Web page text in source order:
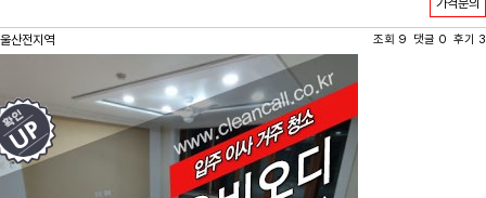
가격문의
울산전지역 조회 9 댓글 0 후기 3